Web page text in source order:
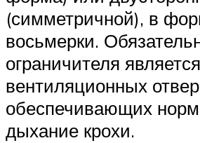
(симметричной), в
восьмерки.
ограничителя
вентиляционных
обеспечивающих
дыхание крохи.